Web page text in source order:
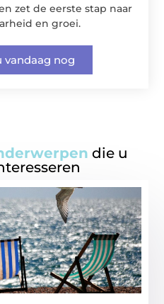
zet de eerste stap naar
en groei.
vandaag nog
die u